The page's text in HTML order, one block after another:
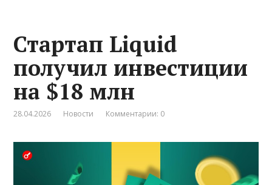
Стартап Liquid
получил инвестиции
на $18 млн
28.04.2026 Новости Комментарии: 0